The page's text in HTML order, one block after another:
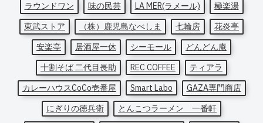
ラウンドワン
味の民芸 LA MER(ラメール)
極楽湯
東武ストア
（株）鹿児島なべしま 七輪房
花炎亭
安楽亭
居酒屋一休 シーモール
どんどん庵
十割そば 二代目長助
REC COFFEE
ティアラ
カレーハウスCoCo壱番屋
Smart Labo
GAZA専門商店
にぎりの徳兵衛
とんこつラーメン 一番軒